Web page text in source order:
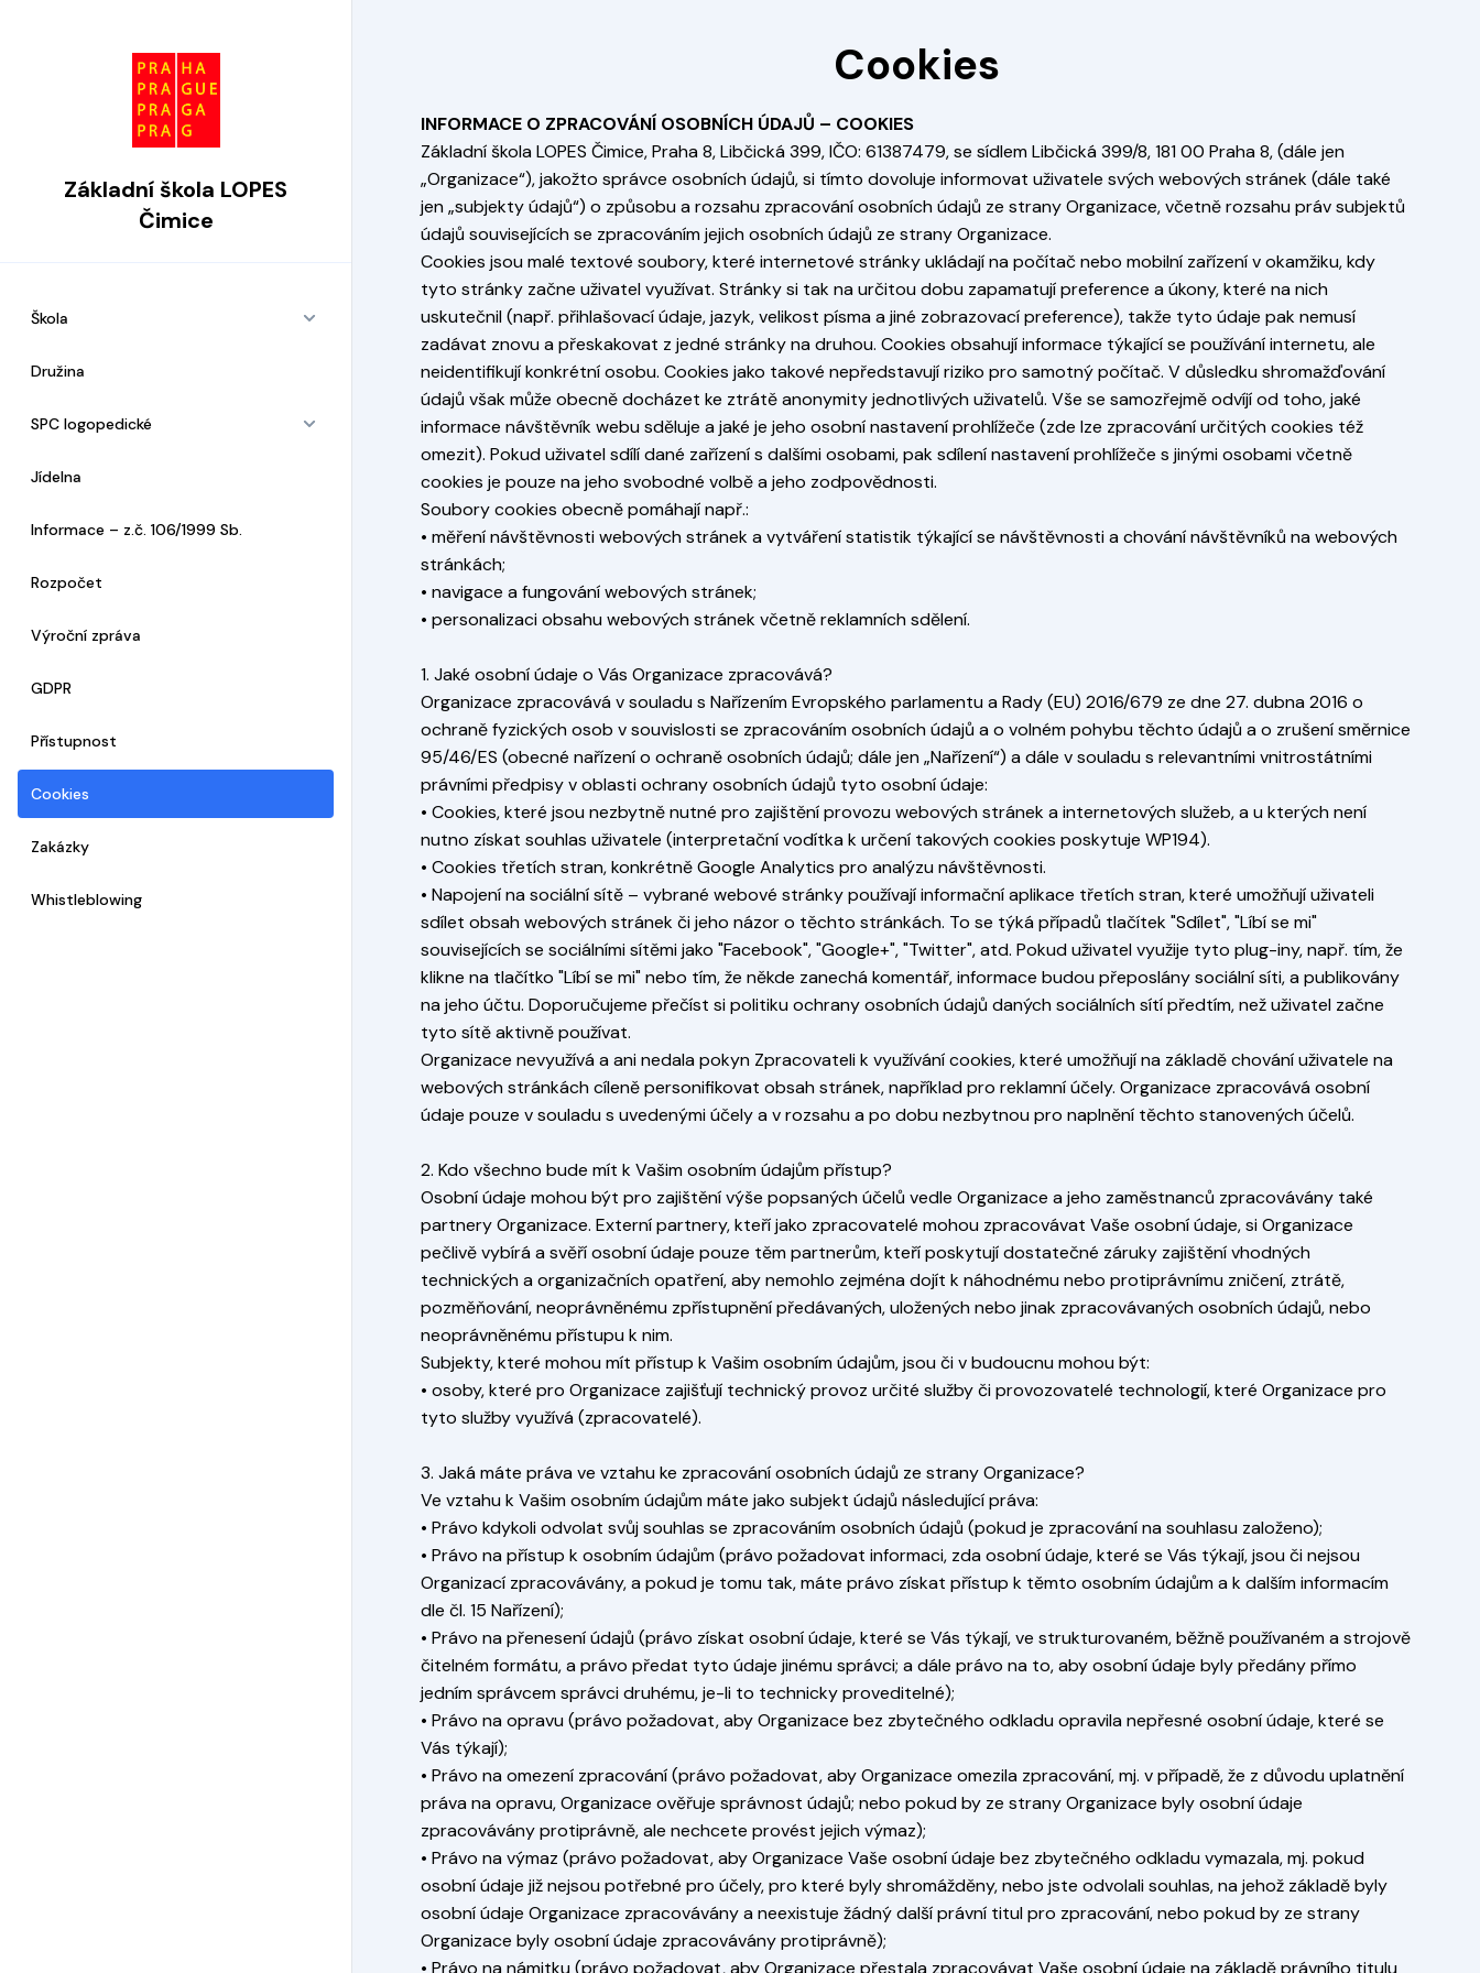
Základní škola LOPES
Čimice
Škola
Družina
SPC logopedické
Jídelna
Informace – z.č. 106/1999 Sb.
Rozpočet
Výroční zpráva
GDPR
Přístupnost
Cookies
Zakázky
Whistleblowing
Cookies
INFORMACE O ZPRACOVÁNÍ OSOBNÍCH ÚDAJŮ – COOKIES
Základní škola LOPES Čimice, Praha 8, Libčická 399, IČO: 61387479, se sídlem Libčická 399/8, 181 00 Praha 8, (dále jen
„Organizace“), jakožto správce osobních údajů, si tímto dovoluje informovat uživatele svých webových stránek (dále také
jen „subjekty údajů“) o způsobu a rozsahu zpracování osobních údajů ze strany Organizace, včetně rozsahu práv subjektů
údajů souvisejících se zpracováním jejich osobních údajů ze strany Organizace.
Cookies jsou malé textové soubory, které internetové stránky ukládají na počítač nebo mobilní zařízení v okamžiku, kdy
tyto stránky začne uživatel využívat. Stránky si tak na určitou dobu zapamatují preference a úkony, které na nich
uskutečnil (např. přihlašovací údaje, jazyk, velikost písma a jiné zobrazovací preference), takže tyto údaje pak nemusí
zadávat znovu a přeskakovat z jedné stránky na druhou. Cookies obsahují informace týkající se používání internetu, ale
neidentifikují konkrétní osobu. Cookies jako takové nepředstavují riziko pro samotný počítač. V důsledku shromažďování
údajů však může obecně docházet ke ztrátě anonymity jednotlivých uživatelů. Vše se samozřejmě odvíjí od toho, jaké
informace návštěvník webu sděluje a jaké je jeho osobní nastavení prohlížeče (zde lze zpracování určitých cookies též
omezit). Pokud uživatel sdílí dané zařízení s dalšími osobami, pak sdílení nastavení prohlížeče s jinými osobami včetně
cookies je pouze na jeho svobodné volbě a jeho zodpovědnosti.
Soubory cookies obecně pomáhají např.:
• měření návštěvnosti webových stránek a vytváření statistik týkající se návštěvnosti a chování návštěvníků na webových
stránkách;
• navigace a fungování webových stránek;
• personalizaci obsahu webových stránek včetně reklamních sdělení.
1. Jaké osobní údaje o Vás Organizace zpracovává?
Organizace zpracovává v souladu s Nařízením Evropského parlamentu a Rady (EU) 2016/679 ze dne 27. dubna 2016 o
ochraně fyzických osob v souvislosti se zpracováním osobních údajů a o volném pohybu těchto údajů a o zrušení směrnice
95/46/ES (obecné nařízení o ochraně osobních údajů; dále jen „Nařízení“) a dále v souladu s relevantními vnitrostátními
právními předpisy v oblasti ochrany osobních údajů tyto osobní údaje:
• Cookies, které jsou nezbytně nutné pro zajištění provozu webových stránek a internetových služeb, a u kterých není
nutno získat souhlas uživatele (interpretační vodítka k určení takových cookies poskytuje WP194).
• Cookies třetích stran, konkrétně Google Analytics pro analýzu návštěvnosti.
• Napojení na sociální sítě – vybrané webové stránky používají informační aplikace třetích stran, které umožňují uživateli
sdílet obsah webových stránek či jeho názor o těchto stránkách. To se týká případů tlačítek "Sdílet", "Líbí se mi"
souvisejících se sociálními sítěmi jako "Facebook", "Google+", "Twitter", atd. Pokud uživatel využije tyto plug-iny, např. tím, že
klikne na tlačítko "Líbí se mi" nebo tím, že někde zanechá komentář, informace budou přeposlány sociální síti, a publikovány
na jeho účtu. Doporučujeme přečíst si politiku ochrany osobních údajů daných sociálních sítí předtím, než uživatel začne
tyto sítě aktivně používat.
Organizace nevyužívá a ani nedala pokyn Zpracovateli k využívání cookies, které umožňují na základě chování uživatele na
webových stránkách cíleně personifikovat obsah stránek, například pro reklamní účely. Organizace zpracovává osobní
údaje pouze v souladu s uvedenými účely a v rozsahu a po dobu nezbytnou pro naplnění těchto stanovených účelů.
2. Kdo všechno bude mít k Vašim osobním údajům přístup?
Osobní údaje mohou být pro zajištění výše popsaných účelů vedle Organizace a jeho zaměstnanců zpracovávány také
partnery Organizace. Externí partnery, kteří jako zpracovatelé mohou zpracovávat Vaše osobní údaje, si Organizace
pečlivě vybírá a svěří osobní údaje pouze těm partnerům, kteří poskytují dostatečné záruky zajištění vhodných
technických a organizačních opatření, aby nemohlo zejména dojít k náhodnému nebo protiprávnímu zničení, ztrátě,
pozměňování, neoprávněnému zpřístupnění předávaných, uložených nebo jinak zpracovávaných osobních údajů, nebo
neoprávněnému přístupu k nim.
Subjekty, které mohou mít přístup k Vašim osobním údajům, jsou či v budoucnu mohou být:
• osoby, které pro Organizace zajišťují technický provoz určité služby či provozovatelé technologií, které Organizace pro
tyto služby využívá (zpracovatelé).
3. Jaká máte práva ve vztahu ke zpracování osobních údajů ze strany Organizace?
Ve vztahu k Vašim osobním údajům máte jako subjekt údajů následující práva:
• Právo kdykoli odvolat svůj souhlas se zpracováním osobních údajů (pokud je zpracování na souhlasu založeno);
• Právo na přístup k osobním údajům (právo požadovat informaci, zda osobní údaje, které se Vás týkají, jsou či nejsou
Organizací zpracovávány, a pokud je tomu tak, máte právo získat přístup k těmto osobním údajům a k dalším informacím
dle čl. 15 Nařízení);
• Právo na přenesení údajů (právo získat osobní údaje, které se Vás týkají, ve strukturovaném, běžně používaném a strojově
čitelném formátu, a právo předat tyto údaje jinému správci; a dále právo na to, aby osobní údaje byly předány přímo
jedním správcem správci druhému, je-li to technicky proveditelné);
• Právo na opravu (právo požadovat, aby Organizace bez zbytečného odkladu opravila nepřesné osobní údaje, které se
Vás týkají);
• Právo na omezení zpracování (právo požadovat, aby Organizace omezila zpracování, mj. v případě, že z důvodu uplatnění
práva na opravu, Organizace ověřuje správnost údajů; nebo pokud by ze strany Organizace byly osobní údaje
zpracovávány protiprávně, ale nechcete provést jejich výmaz);
• Právo na výmaz (právo požadovat, aby Organizace Vaše osobní údaje bez zbytečného odkladu vymazala, mj. pokud
osobní údaje již nejsou potřebné pro účely, pro které byly shromážděny, nebo jste odvolali souhlas, na jehož základě byly
osobní údaje Organizace zpracovávány a neexistuje žádný další právní titul pro zpracování, nebo pokud by ze strany
Organizace byly osobní údaje zpracovávány protiprávně);